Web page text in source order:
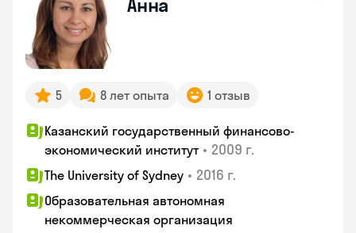
Анна
5 8 лет опыта 1 отзыв
Казанский государственный финансово-
экономический институт • 2009 г.
The University of Sydney • 2016 г.
Образовательная автономная
некоммерческая организация